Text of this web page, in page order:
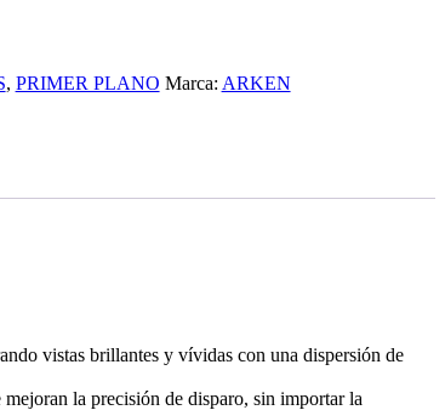
, PRIMER PLANO Marca: ARKEN
vistas brillantes y vívidas con una dispersión de
la precisión de disparo, sin importar la